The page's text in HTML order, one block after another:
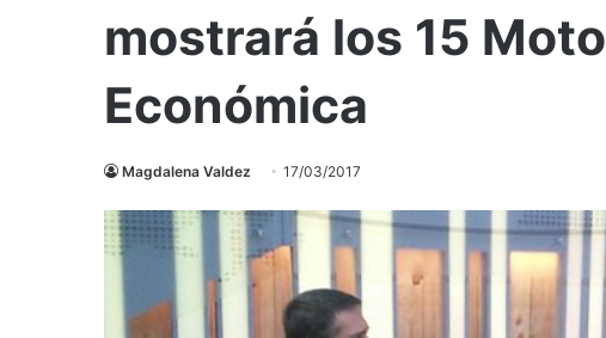
mostrará los 15
Económica
Magdalena Valdez 17/03/2017